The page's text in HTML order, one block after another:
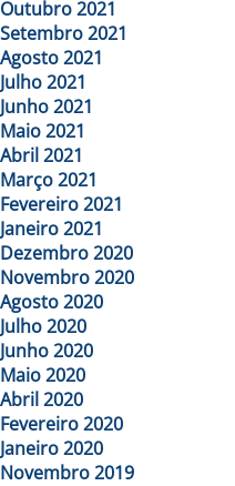
Outubro 2021
Setembro 2021
Agosto 2021
Julho 2021
Junho 2021
Maio 2021
Abril 2021
Março 2021
Fevereiro 2021
Janeiro 2021
Dezembro 2020
Novembro 2020
Agosto 2020
Julho 2020
Junho 2020
Maio 2020
Abril 2020
Fevereiro 2020
Janeiro 2020
Novembro 2019